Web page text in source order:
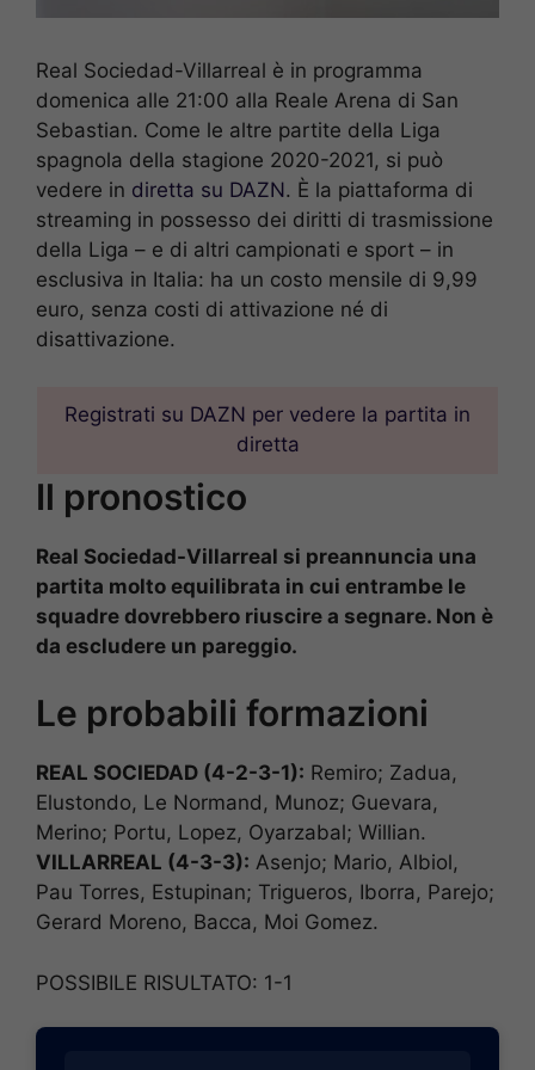
Real Sociedad-Villarreal è in programma
domenica alle 21:00 alla Reale Arena di San
Sebastian. Come le altre partite della Liga
spagnola della stagione 2020-2021, si può
vedere in diretta su DAZN. È la piattaforma di
streaming in possesso dei diritti di trasmissione
della Liga – e di altri campionati e sport – in
esclusiva in Italia: ha un costo mensile di 9,99
euro, senza costi di attivazione né di
disattivazione.
Registrati su DAZN per vedere la partita in
diretta
Il pronostico
Real Sociedad-Villarreal si preannuncia una
partita molto equilibrata in cui entrambe le
squadre dovrebbero riuscire a segnare. Non è
da escludere un pareggio.
Le probabili formazioni
REAL SOCIEDAD (4-2-3-1): Remiro; Zadua,
Elustondo, Le Normand, Munoz; Guevara,
Merino; Portu, Lopez, Oyarzabal; Willian.
VILLARREAL (4-3-3): Asenjo; Mario, Albiol,
Pau Torres, Estupinan; Trigueros, Iborra, Parejo;
Gerard Moreno, Bacca, Moi Gomez.
POSSIBILE RISULTATO: 1-1